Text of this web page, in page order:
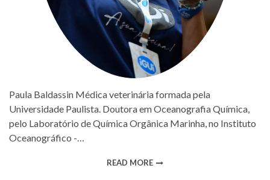
Paula Baldassin Médica veterinária formada pela
Universidade Paulista. Doutora em Oceanografia Química,
pelo Laboratório de Química Orgânica Marinha, no Instituto
Oceanográfico -…
READ MORE